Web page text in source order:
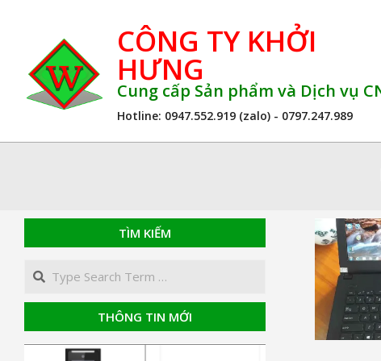
CÔNG TY KHỞI
HƯNG
Cung cấp Sản phẩm và Dịch vụ
Hotline: 0947.552.919 (zalo) - 0797.247.989
TÌM KIẾM
Search
THÔNG TIN MỚI